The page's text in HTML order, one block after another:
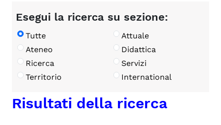
Esegui la ricerca su sezione:
Tutte
Attuale
Ateneo
Didattica
Ricerca
Servizi
Territorio
International
Risultati della ricerca